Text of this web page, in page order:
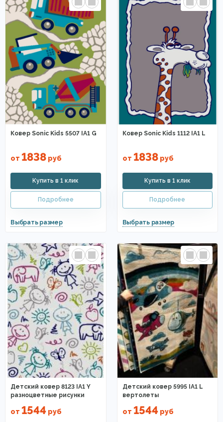
Ковер Sonic Kids 5507 IA1 G
от 1838 руб
Ковер Sonic Kids 1112 IA1 L
от 1838руб
Детский ковер 8123 IA1 Y
разноцветные рисунки
от 1544 руб
Детский ковер 5995 IA1 L
вертолеты
от 1544руб